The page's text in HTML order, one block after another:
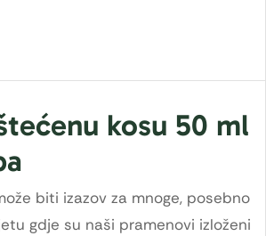
kosu 50 ml
biti izazov za mnoge, posebno
gdje su naši pramenovi izloženi